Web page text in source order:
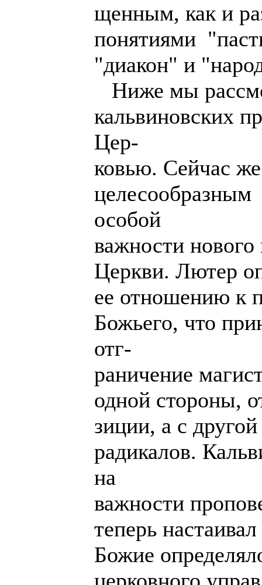
щенным, как и
понятиями
"диакон" и
Ниже мы
кальвиновских
Цер-
ковью. Сейчас же
особой
важности нового
Церкви. Лютер
ее отношению к
Божьего, что
отг-
раничение
одной стороны,
зиции, а с
радикалов.
на
важности
теперь
Божие